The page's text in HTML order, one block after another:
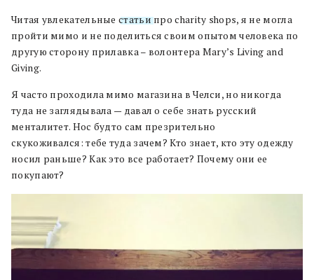
Читая увлекательныестатьипро charity shops, я не могла
пройти мимо и не поделиться своим опытом человека по
другую сторону прилавка – волонтера Mary’s Living and
Giving.
Я часто проходила мимо магазина в Челси, но никогда
туда не заглядывала — давал о себе знать русский
менталитет. Нос будто сам презрительно
скукоживался: тебе туда зачем? Кто знает, кто эту одежду
носил раньше? Как это все работает? Почему они ее
покупают?